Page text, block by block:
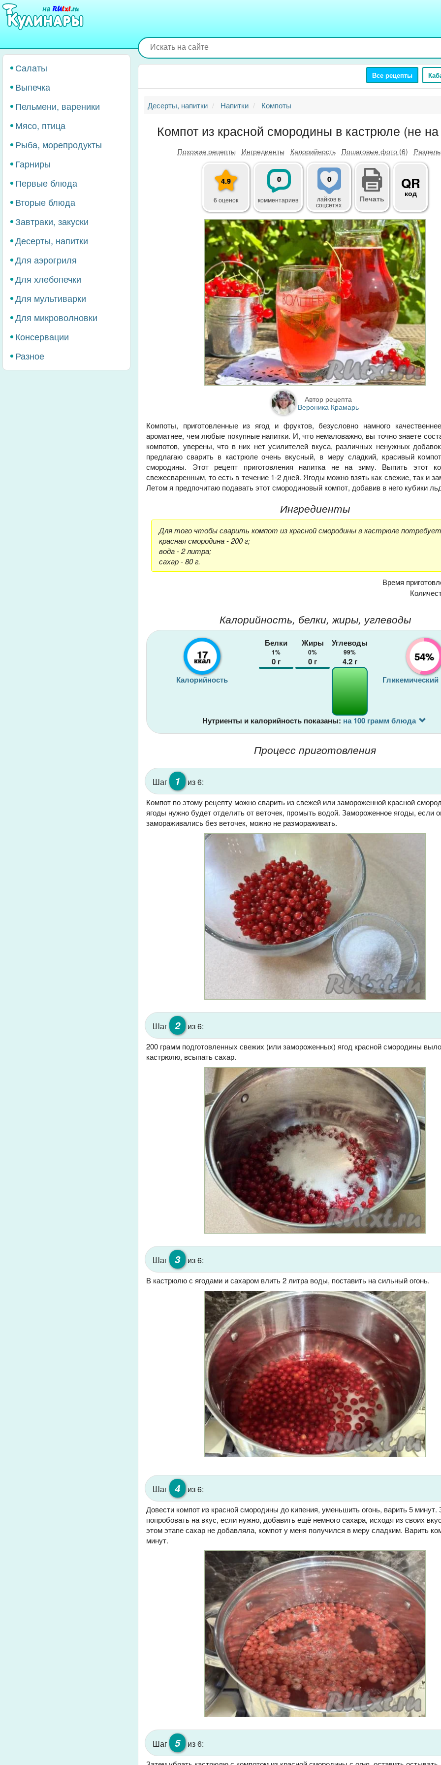
Перейти
основному
Салаты
Выпечка
Пельмени, вареники
Мясо, птица
Рыба, морепродукты
Гарниры
Первые блюда
Вторые блюда
Завтраки, закуски
Десерты, напитки
Для аэрогриля
Для хлебопечки
Для мультиварки
Для микроволновки
Консервации
Разное
Все рецепты
Десерты, напитки Напитки Компоты
Компот из красной смородины в кастрюле (не
Похожие рецепты Ингредиенты Калорийность Пошаговые фото (6)
4.9
6 оценок
0
комментариев
0
лайковв
соцсетях
Печать
QR
код
Автор рецепта
Вероника Крамарь
Компоты, приготовленные из ягод и фруктов, безусловно намного
ароматнее, чем любые покупные напитки. И, что немаловажно, вы точно знаете
компотов, уверены, что в них нет усилителей вкуса, различных ненужных
предлагаю сварить в кастрюле очень вкусный, в меру сладкий, красивый
смородины. Этот рецепт приготовления напитка не на зиму. Выпить этот
свежесваренным, то есть в течение 1-2 дней. Ягоды можно взять как свежие, так и
Летом я предпочитаю подавать этот смородиновый компот, добавив в него кубики
Ингредиенты
Для того чтобы сварить компот из красной смородины в кастрюле
красная смородина - 200 г;
вода - 2 литра;
сахар - 80 г.
Время
Калорийность, белки, жиры, углеводы
17
ккал
Калорийность
Белки
1%
0 г
Жиры
0%
0 г
Углеводы
99%
4.2г 54%
Гликемический
Нутриенты и калорийность показаны: на 100 грамм блюда
Процесс приготовления
Шаг 1 из 6:
Компот по этому рецепту можно сварить из свежей или замороженной красной
ягоды нужно будет отделить от веточек, промыть водой. Замороженное ягоды, если
замораживались без веточек, можно не размораживать.
Шаг 2 из 6:
200 грамм подготовленных свежих (или замороженных) ягод красной смородины
кастрюлю, всыпать сахар.
Шаг 3 из 6:
В кастрюлю с ягодами и сахаром влить 2 литра воды, поставить на сильный огонь.
Шаг 4 из 6:
Довести компот из красной смородины до кипения, уменьшить огонь, варить 5 минут.
попробовать на вкус, если нужно, добавить ещё немного сахара, исходя из своих
этом этапе сахар не добавляла, компот у меня получился в меру сладким. Варить
минут.
Шаг 5 из 6: